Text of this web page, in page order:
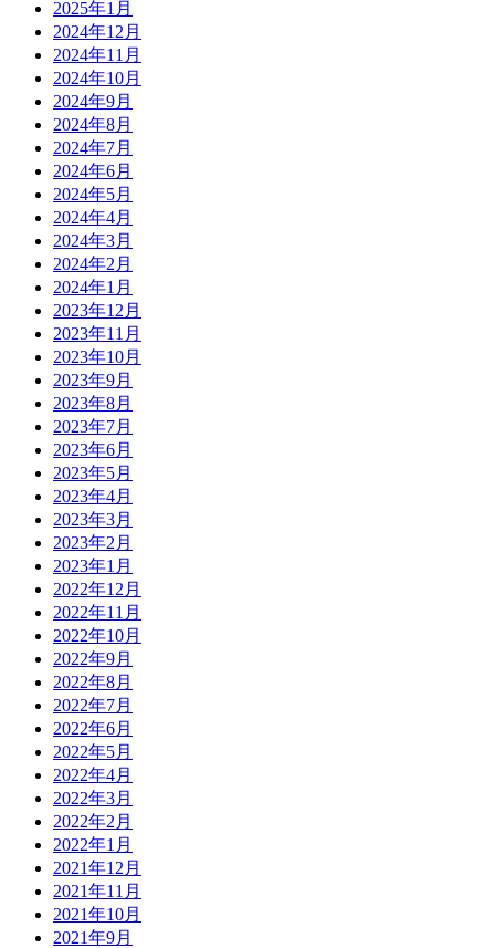
2025年1月
2024年12月
2024年11月
2024年10月
2024年9月
2024年8月
2024年7月
2024年6月
2024年5月
2024年4月
2024年3月
2024年2月
2024年1月
2023年12月
2023年11月
2023年10月
2023年9月
2023年8月
2023年7月
2023年6月
2023年5月
2023年4月
2023年3月
2023年2月
2023年1月
2022年12月
2022年11月
2022年10月
2022年9月
2022年8月
2022年7月
2022年6月
2022年5月
2022年4月
2022年3月
2022年2月
2022年1月
2021年12月
2021年11月
2021年10月
2021年9月